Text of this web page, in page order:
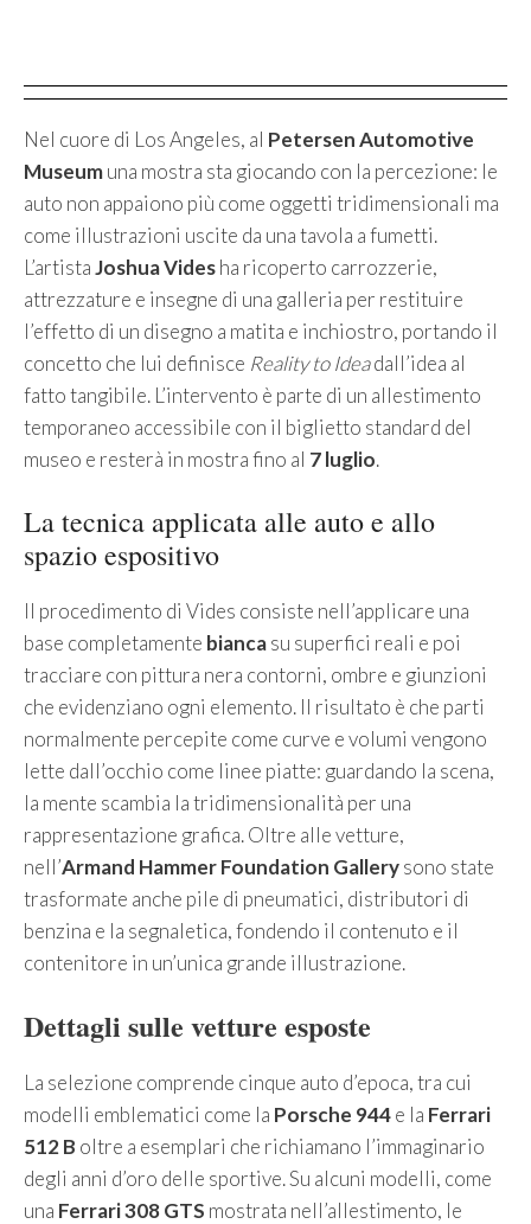
Nel cuore di Los Angeles, al Petersen Automotive
Museumuna mostra sta giocando con la percezione: le
auto non appaiono più come oggetti tridimensionali ma
come illustrazioni uscite da una tavola a fumetti.
L’artistaJoshua Videsha ricoperto carrozzerie,
attrezzature e insegne di una galleria per restituire
l’effetto di un disegno a matita e inchiostro, portando il
concetto che lui definisce Reality to Ideadall’idea al
fatto tangibile. L’intervento è parte di un allestimento
temporaneo accessibile con il biglietto standard del
museo e resterà in mostra fino al 7 luglio.
La tecnica applicata alle auto e allo
spazio espositivo
Il procedimento di Vides consiste nell’applicare una
base completamente biancasu superfici reali e poi
tracciare con pittura nera contorni, ombre e giunzioni
che evidenziano ogni elemento. Il risultato è che parti
normalmente percepite come curve e volumi vengono
lette dall’occhio come linee piatte: guardando la scena,
la mente scambia la tridimensionalità per una
rappresentazione grafica. Oltre alle vetture,
nell’Armand Hammer Foundation Gallerysono state
trasformate anche pile di pneumatici, distributori di
benzina e la segnaletica, fondendo il contenuto e il
contenitore in un’unica grande illustrazione.
Dettagli sulle vetture esposte
La selezione comprende cinque auto d’epoca, tra cui
modelli emblematici come la Porsche 944e la Ferrari
512 B oltre a esemplari che richiamano l’immaginario
degli anni d’oro delle sportive. Su alcuni modelli, come
una Ferrari 308 GTS mostrata nell’allestimento, le